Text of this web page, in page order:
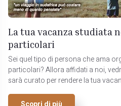
La tua vacanza studiata
particolari
Sei quel tipo di persona che ama
particolari? Allora affidati a noi,
sarà curato per rendere la tua